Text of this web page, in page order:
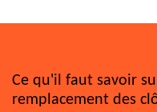
Ce qu'il faut savoir
remplacement des